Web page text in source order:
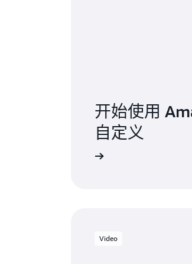
开始使用
自定义
Video